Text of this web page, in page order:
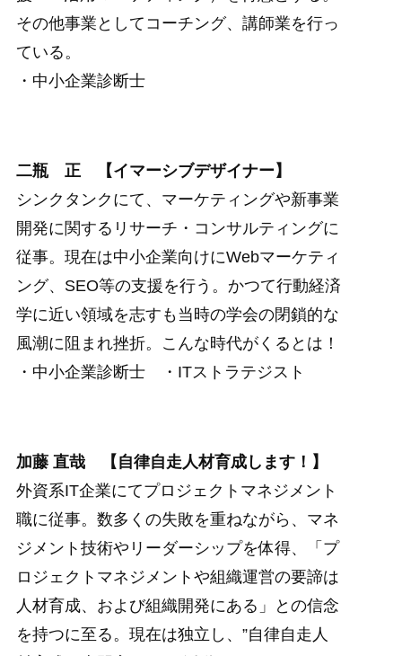
その他事業としてコーチング、講師業を行っ
ている。
・中小企業診断士
二瓶 正 【イマーシブデザイナー】
シンクタンクにて、マーケティングや新事業
開発に関するリサーチ・コンサルティングに
従事。現在は中小企業向けにWebマーケティ
ング、SEO等の支援を行う。かつて行動経済
学に近い領域を志すも当時の学会の閉鎖的な
風潮に阻まれ挫折。こんな時代がくるとは！
・中小企業診断士 ・ITストラテジスト
加藤 直哉 【自律自走人材育成します！】
外資系IT企業にてプロジェクトマネジメント
職に従事。数多くの失敗を重ねながら、マネ
ジメント技術やリーダーシップを体得、「プ
ロジェクトマネジメントや組織運営の要諦は
人材育成、および組織開発にある」との信念
を持つに至る。現在は独立し、”自律自走人